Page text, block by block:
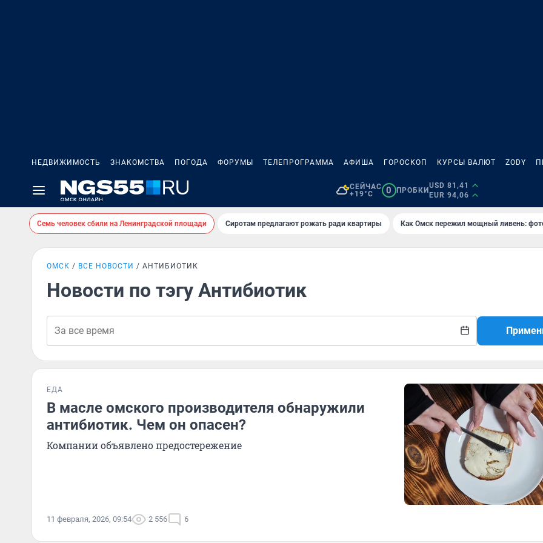
НЕДВИЖИМОСТЬ ЗНАКОМСТВА ПОГОДА ФОРУМЫ ТЕЛЕПРОГРАММА АФИША ГОРОСКОП КУРСЫ ВАЛЮТ ZODY
СЕЙЧАС
+19°C
0 ПРОБКИ
USD 81,41
EUR 94,06
Семь человек сбили на Ленинградской площади Сиротам предлагают рожать ради квартиры Как Омск пережил мощный ливень:
ОМСК ВСЕ НОВОСТИ АНТИБИОТИК
Новости по тэгу Антибиотик
ЕДА
В масле омского производителя обнаружили
антибиотик. Чем он опасен?
Компании объявлено предостережение
11 февраля, 2026, 09:54 2 556 6